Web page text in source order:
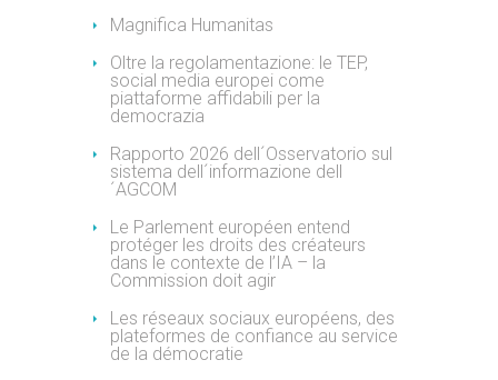
Magnifica Humanitas
Oltre la regolamentazione: le TEP,
social media europei come
piattaforme affidabili per la
democrazia
Rapporto 2026 dell´Osservatorio sul
sistema dell´informazione dell
´AGCOM
Le Parlement européen entend
protéger les droits des créateurs
dans le contexte de l’IA – la
Commission doit agir
Les réseaux sociaux européens, des
plateformes de confiance au service
de la démocratie